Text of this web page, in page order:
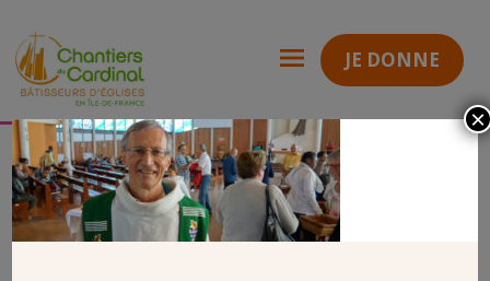
JE DONNE
Chantiers
du
Cardinal
HP MOBILE KTO 05.04
HP MOBILE KTO 05.04
×